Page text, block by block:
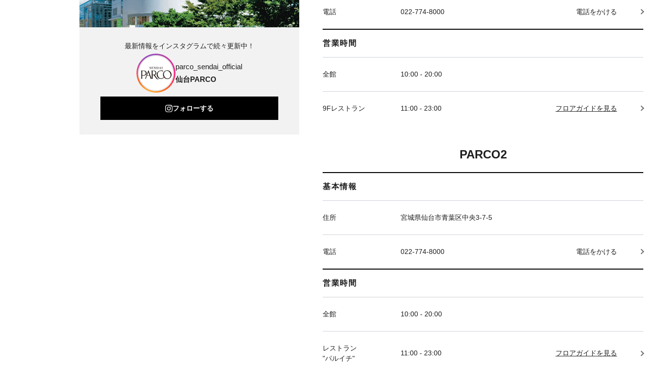
電話 022-774-8000 電話をかける
営業時間
全館 10:00 - 20:00
9Fレストラン 11:00 - 23:00 フロアガイドを見る
PARCO2
基本情報
住所 宮城県仙台市青葉区中央3-7-5
電話 022-774-8000 電話をかける
営業時間
全館 10:00 - 20:00
レストラン
"パルイチ"
11:00 - 23:00 フロアガイドを見る
最新情報をインスタグラムで続々更新中！
parco_sendai_official
仙台PARCO
フォローする